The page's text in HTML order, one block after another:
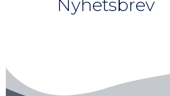
Nyhetsbrev